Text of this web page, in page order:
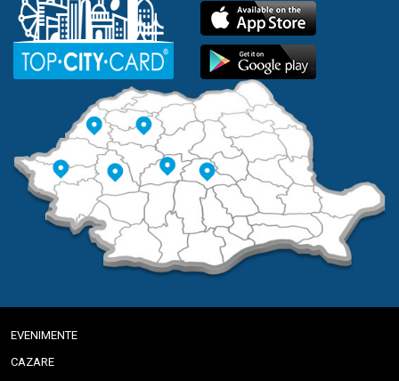
EVENIMENTE
CAZARE